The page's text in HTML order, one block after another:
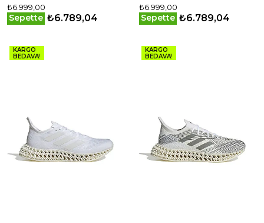
₺6.999,00
Sepette ₺6.789,04
₺6.999,00
Sepette ₺6.789,04
KARGO
BEDAVA!
KARGO
BEDAVA!